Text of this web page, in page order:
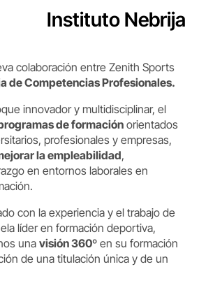
Instituto Nebrija
colaboración entre Zenith Sports
de Competencias Profesionales.
innovador y multidisciplinar, el
de formación orientados
profesionales y empresas,
la empleabilidad,
en entornos laborales en
con la experiencia y el trabajo de
líder en formación deportiva,
una visión 360º en su formación
de una titulación única y de un